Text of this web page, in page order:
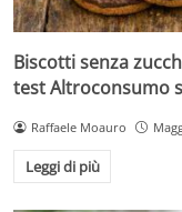
Biscotti senza
test Altroconsumo
Raffaele Moauro
Leggi di più